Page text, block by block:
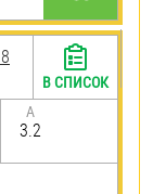
A
3.2
В СПИСОК